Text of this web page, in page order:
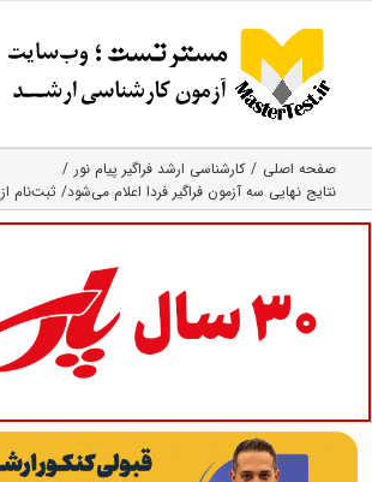
content
صفحه اصلی
کارشناسی ارشد فراگیر پیام نور
نتایج نهایی سه آزمون فراگیر فردا اعلام می‌شود/ ثبت‌نام از ۲۳ بهمن